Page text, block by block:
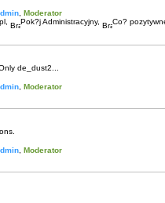
Moderator
Pok?j Administracyjny,
Co?
de_dust2...
Moderator
Moderator